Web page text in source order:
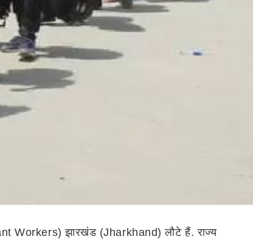
Workers) झारखंड (Jharkhand) लौटे हैं. राज्य